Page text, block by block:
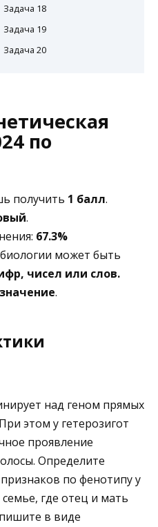
Задача 18
Задача 19
Задача 20
по
получить 1 балл.
.
67.3%
может быть
чисел или слов.
.
над геном прямых
этом у гетерозигот
проявление
Определите
по фенотипу у
где отец и мать
в виде